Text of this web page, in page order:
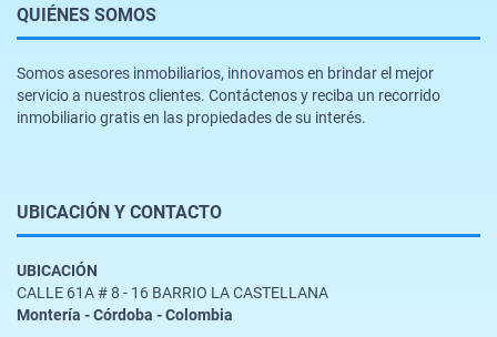
QUIÉNES SOMOS
Somos asesores inmobiliarios, innovamos en brindar el mejor
servicio a nuestros clientes. Contáctenos y reciba un recorrido
inmobiliario gratis en las propiedades de su interés.
UBICACIÓN Y CONTACTO
UBICACIÓN
CALLE 61A # 8 - 16 BARRIO LA CASTELLANA
Montería - Córdoba - Colombia